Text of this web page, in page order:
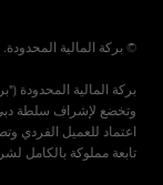
اعتماد للعميل الفردي